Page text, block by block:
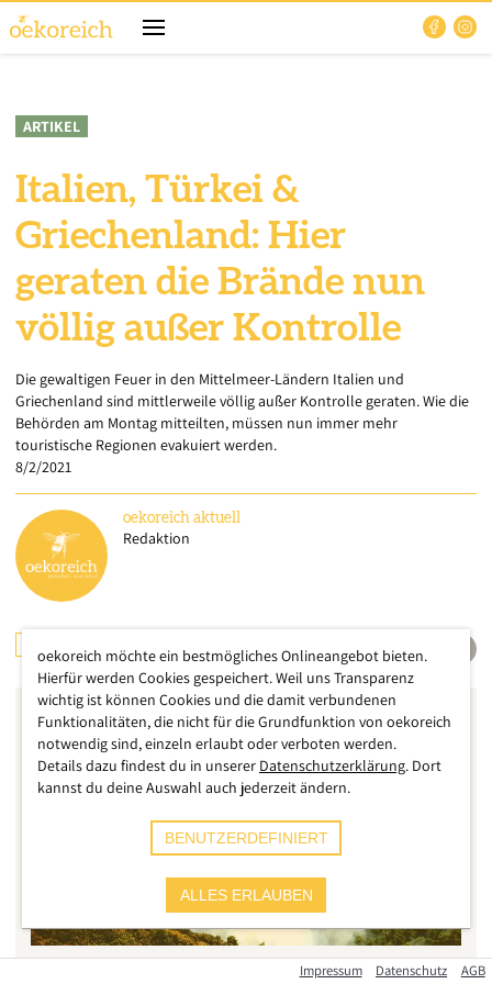
ARTIKEL
Italien, Türkei &
Griechenland: Hier
geraten die Brände nun
völlig außer Kontrolle
Die gewaltigen Feuer in den Mittelmeer-Ländern Italien und
Griechenland sind mittlerweile völlig außer Kontrolle geraten. Wie die
Behörden am Montag mitteilten, müssen nun immer mehr
touristische Regionen evakuiert werden.
8/2/2021
oekoreich aktuell
Redaktion
Impressum Datenschutz AGB
oekoreich möchte ein bestmögliches Onlineangebot bieten.
Hierfür werden Cookies gespeichert. Weil uns Transparenz
wichtig ist können Cookies und die damit verbundenen
Funktionalitäten, die nicht für die Grundfunktion von oekoreich
notwendig sind, einzeln erlaubt oder verboten werden.
Details dazu findest du in unserer Datenschutzerklärung. Dort
kannst du deine Auswahl auch jederzeit ändern.
BENUTZERDEFINIERT
ALLES ERLAUBEN